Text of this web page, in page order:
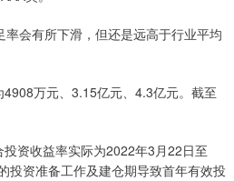
会有所下滑，但还是远高于行业平均
万元、3.15亿元、4.3亿元。截至
资收益率实际为2022年3月22日至
投资准备工作及建仓期导致首年有效投